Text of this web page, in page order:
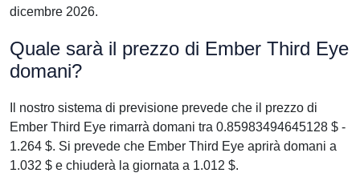
dicembre 2026.
Quale sarà il prezzo di Ember Third Eye
domani?
Il nostro sistema di previsione prevede che il prezzo di
Ember Third Eye rimarrà domani tra 0.85983494645128 $ -
1.264 $. Si prevede che Ember Third Eye aprirà domani a
1.032 $ e chiuderà la giornata a 1.012 $.